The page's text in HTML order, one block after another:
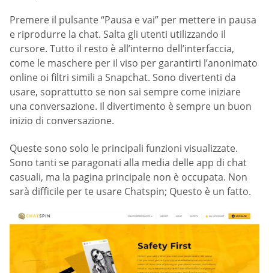
Premere il pulsante “Pausa e vai” per mettere in pausa
e riprodurre la chat. Salta gli utenti utilizzando il
cursore. Tutto il resto è all’interno dell’interfaccia,
come le maschere per il viso per garantirti l’anonimato
online oi filtri simili a Snapchat. Sono divertenti da
usare, soprattutto se non sai sempre come iniziare
una conversazione. Il divertimento è sempre un buon
inizio di conversazione.
Queste sono solo le principali funzioni visualizzate.
Sono tanti se paragonati alla media delle app di chat
casuali, ma la pagina principale non è occupata. Non
sarà difficile per te usare Chatspin; Questo è un fatto.